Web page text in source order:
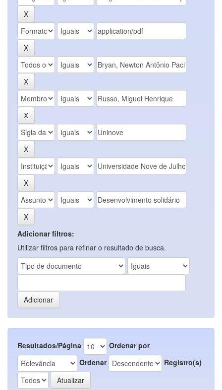
Adicionar filtros:
Utilizar filtros para refinar o resultado de busca.
Resultados/Página
Ordenar por
Ordenar
Registro(s)